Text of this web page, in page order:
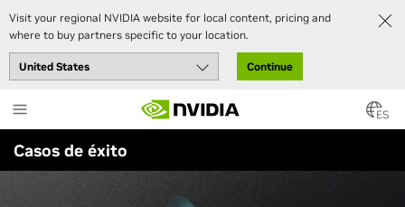
Visit your regional NVIDIA website for local content, pricing and
where to buy partners specific to your location.
Continue
to
main
content
ES
Casos de éxito